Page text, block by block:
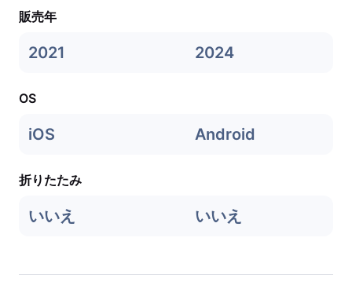
販売年
2021 2024
OS
iOS Android
折りたたみ
いいえ いいえ